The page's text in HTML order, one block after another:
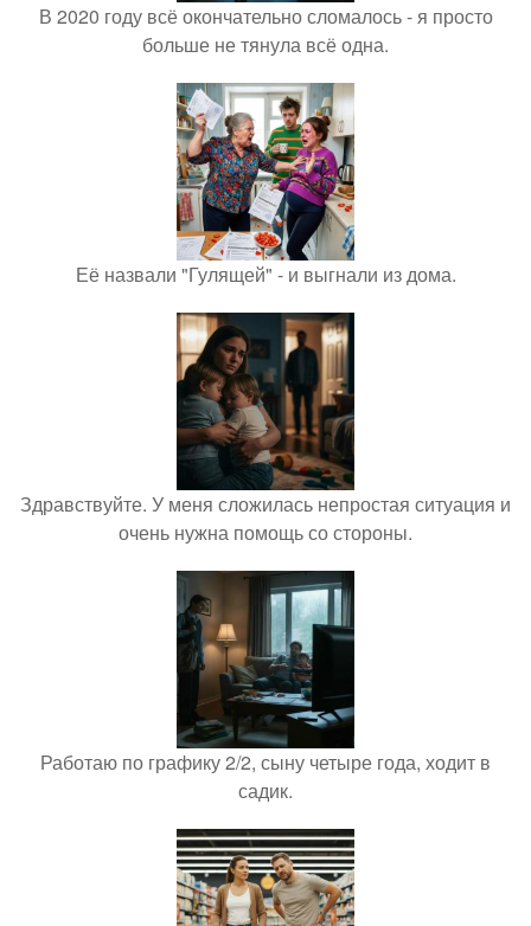
В 2020 году всё окончательно сломалось - я просто
больше не тянула всё одна.
Её назвали "Гулящей" - и выгнали из дома.
Здравствуйте. У меня сложилась непростая ситуация и
очень нужна помощь со стороны.
Работаю по графику 2/2, сыну четыре года, ходит в
садик.